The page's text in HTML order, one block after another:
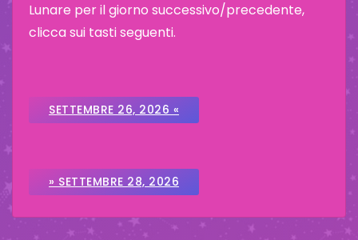
Lunare per il giorno successivo/precedente,
clicca sui tasti seguenti.
SETTEMBRE 26, 2026 «
» SETTEMBRE 28, 2026